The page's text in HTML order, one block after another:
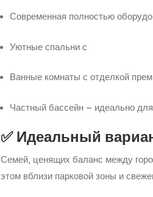
Современная полностью
Уютные спальни с
Ванные комнаты с отделкой
Частный бассейн – идеально
✅ Идеальный
Семей, ценящих баланс между
этом вблизи парковой зоны и